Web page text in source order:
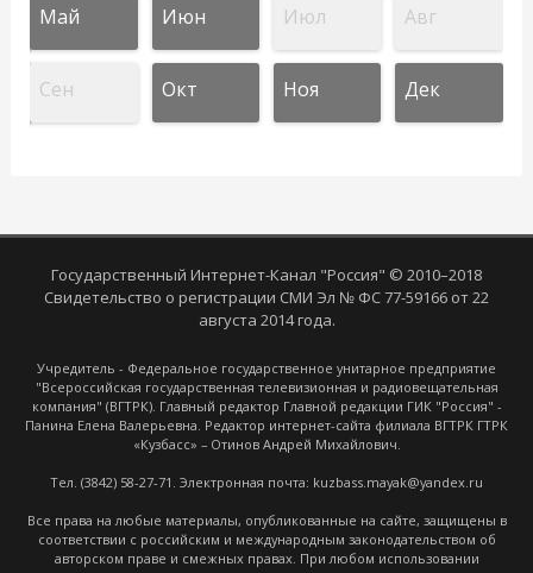
Май Июн Июл Авг
Сен Окт Ноя Дек
Государственный Интернет-Канал "Россия" © 2010–2018
Свидетельство о регистрации СМИ Эл № ФС 77-59166 от 22
августа 2014 года.
Учредитель - Федеральное государственное унитарное предприятие
"Всероссийская государственная телевизионная и радиовещательная
компания" (ВГТРК). Главный редактор Главной редакции ГИК "Россия" -
Панина Елена Валерьевна. Редактор интернет-сайта филиала ВГТРК ГТРК
«Кузбасс» – Отинов Андрей Михайлович.
Тел. (3842) 58-27-71. Электронная почта: kuzbass.mayak@yandex.ru
Все права на любые материалы, опубликованные на сайте, защищены в
соответствии с российским и международным законодательством об
авторском праве и смежных правах. При любом использовании